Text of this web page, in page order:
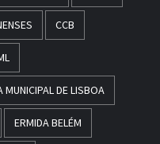
CCB
MUNICIPAL DE LISBOA
ERMIDA BELÉM